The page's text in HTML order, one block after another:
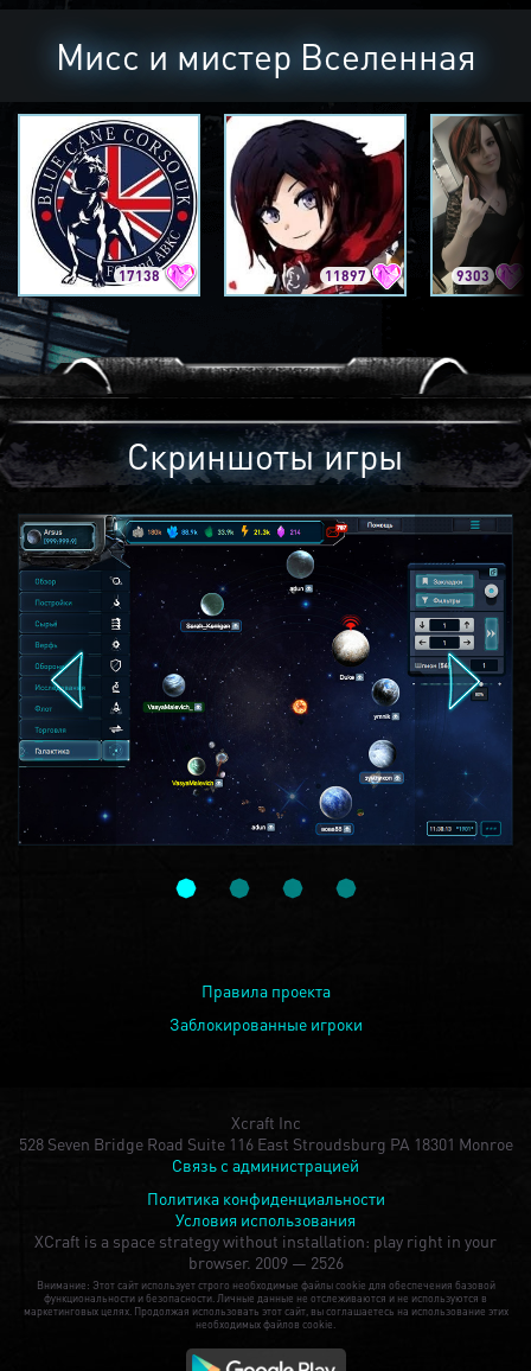
Мисс и мистер Вселенная
17138 11897 9303
Скриншоты игры
Правила проекта
Заблокированные игроки
Xcraft Inc
528 Seven Bridge Road Suite 116 East Stroudsburg PA 18301 Monroe
Связь с администрацией
Политика конфиденциальности
Условия использования
XCraft is a space strategy without installation: play right in your
browser. 2009 — 2526
Внимание: Этот сайт использует строго необходимые файлы cookie для обеспечения базовой
функциональности и безопасности. Личные данные не отслеживаются и не используются в
маркетинговых целях. Продолжая использовать этот сайт, вы соглашаетесь на использование этих
необходимых файлов cookie.